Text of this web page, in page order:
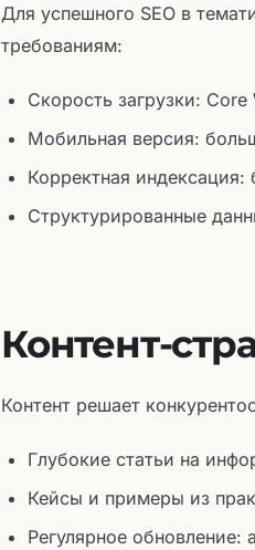
Для успешного SEO в
требованиям:
Скорость загрузки:
Мобильная версия:
Корректная
Структурированные
Контент-
Контент решает
Глубокие статьи на
Кейсы и примеры из
Регулярное